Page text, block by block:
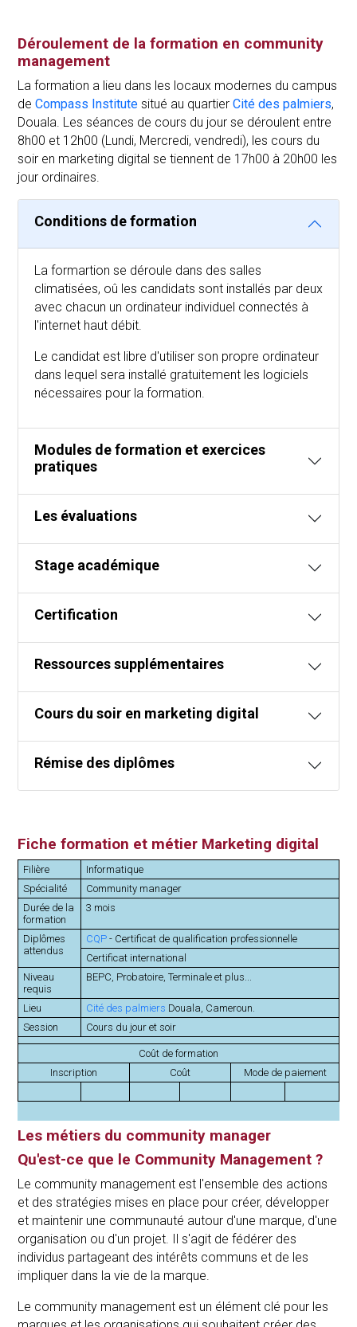
Déroulement de la formation en community
management
La formation a lieu dans les locaux modernes du campus
de Compass Institute situé au quartier Cité des palmiers,
Douala. Les séances de cours du jour se déroulent entre
8h00 et 12h00 (Lundi, Mercredi, vendredi), les cours du
soir en marketing digital se tiennent de 17h00 à 20h00 les
jour ordinaires.
Conditions de formation
La formartion se déroule dans des salles
climatisées, oû les candidats sont installés par deux
avec chacun un ordinateur individuel connectés à
l'internet haut débit.
Le candidat est libre d'utiliser son propre ordinateur
dans lequel sera installé gratuitement les logiciels
nécessaires pour la formation.
Modules de formation et exercices
pratiques
Les évaluations
Stage académique
Certification
Ressources supplémentaires
Cours du soir en marketing digital
Rémise des diplômes
Fiche formation et métier Marketing digital
Filière
Informatique
Spécialité
Community manager
Durée de la
formation
3 mois
Diplômes
attendus
CQP - Certificat de qualification professionnelle
Certificat international
Niveau
requis
BEPC, Probatoire, Terminale et plus...
Lieu Cité des palmiers Douala, Cameroun.
Session
Cours du jour et soir
Coût de formation
Inscription
Coût Mode de paiement
Les métiers du community manager
Qu'est-ce que le Community Management ?
Le community management est l'ensemble des actions
et des stratégies mises en place pour créer, développer
et maintenir une communauté autour d'une marque, d'une
organisation ou d'un projet. Il s'agit de fédérer des
individus partageant des intérêts communs et de les
impliquer dans la vie de la marque.
Le community management est un élément clé pour les